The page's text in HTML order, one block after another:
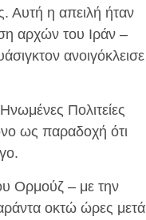
Αυτή η απειλή ήταν
αρχών του Ιράν –
ανοιγόκλεισε
Πολιτείες
ως παραδοχή ότι
Ορμούζ – με την
οκτώ ώρες μετά